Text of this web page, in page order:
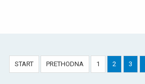
START PRETHODNA 1 2 3